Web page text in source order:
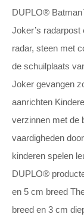
DUPLO®
Joker’s
radar, steen met
de schuilplaats
Joker gevangen
aanrichten
verzinnen met de
vaardigheden
kinderen spelen
DUPLO®
en 5 cm breed
breed en 3 cm